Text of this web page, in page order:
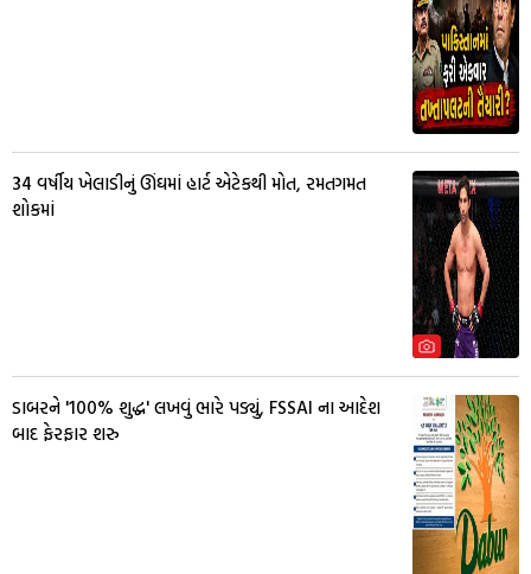
34 વર્ષીય ખેલાડીનું ઊંઘમાં હાર્ટ એટેકથી મોત, રમતગમત
શોકમાં
ડાબરને '100% શુદ્ધ' લખવું ભારે પડ્યું, FSSAI ના આદેશ
બાદ ફેરફાર શરુ